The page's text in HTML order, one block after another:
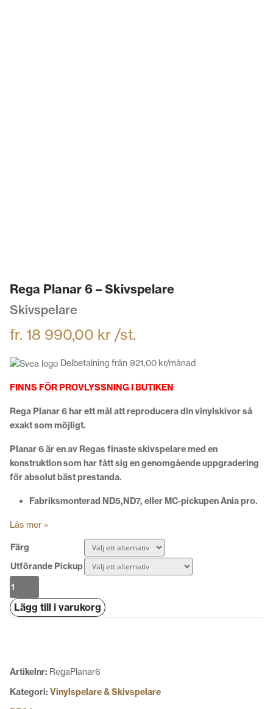
Rega Planar 6 – Skivspelare
Skivspelare
fr. 18 990,00 kr /st.
Delbetalning från 921,00 kr/månad
FINNS FÖR PROVLYSSNING I BUTIKEN
Rega Planar 6 har ett mål att reproducera din vinylskivor så
exakt som möjligt.
Planar 6 är en av Regas finaste skivspelare med en
konstruktion som har fått sig en genomgående uppgradering
för absolut bäst prestanda.
Fabriksmonterad ND5,ND7, eller MC-pickupen Ania pro.
Läs mer »
Färg
Utförande Pickup
Rega
Planar
6 Lägg till i varukorg
Artikelnr: RegaPlanar6
Kategori: Vinylspelare & Skivspelare